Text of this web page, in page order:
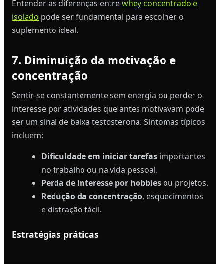
Entender as diferenças entrewhey concentrado e
isolado pode ser fundamental para escolher o
suplemento ideal.
7. Diminuição da motivação e
concentração
Sentir-se constantemente sem energia ou perder o
interesse por atividades que antes motivavam pode
ser um sinal de baixa testosterona. Sintomas típicos
incluem:
Dificuldade em iniciar tarefas importantes
no trabalho ou na vida pessoal.
Perda de interesse por hobbies ou projetos.
Redução da concentração, esquecimentos
e distração fácil.
Estratégias práticas